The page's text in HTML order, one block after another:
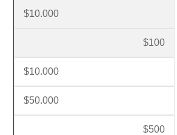
$10.000
$100
$10.000
$50.000
$500